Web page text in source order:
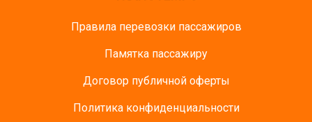
Правила перевозки пассажиров
Памятка пасcажиру
Договор публичной оферты
Политика конфиденциальности